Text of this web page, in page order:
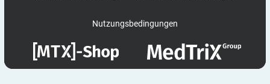
Nutzungsbedingungen